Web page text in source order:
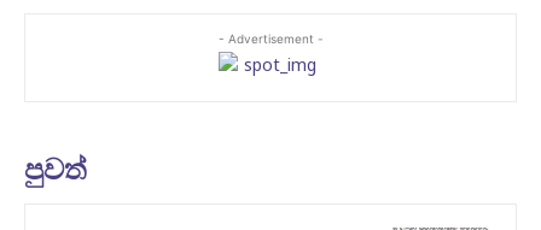
- Advertisement -
පුවත්